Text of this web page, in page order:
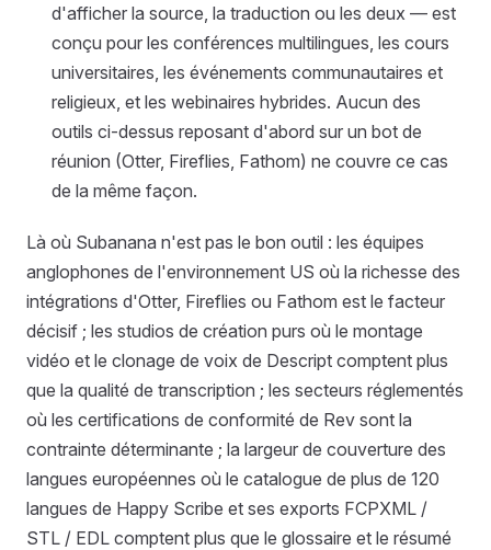
d'afficher la source, la traduction ou les deux — est
conçu pour les conférences multilingues, les cours
universitaires, les événements communautaires et
religieux, et les webinaires hybrides. Aucun des
outils ci-dessus reposant d'abord sur un bot de
réunion (Otter, Fireflies, Fathom) ne couvre ce cas
de la même façon.
Là où Subanana n'est pas le bon outil : les équipes
anglophones de l'environnement US où la richesse des
intégrations d'Otter, Fireflies ou Fathom est le facteur
décisif ; les studios de création purs où le montage
vidéo et le clonage de voix de Descript comptent plus
que la qualité de transcription ; les secteurs réglementés
où les certifications de conformité de Rev sont la
contrainte déterminante ; la largeur de couverture des
langues européennes où le catalogue de plus de 120
langues de Happy Scribe et ses exports FCPXML /
STL / EDL comptent plus que le glossaire et le résumé